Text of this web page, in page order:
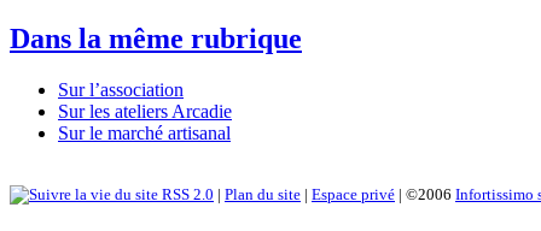
Dans la même rubrique
Sur l’association
Sur les ateliers Arcadie
Sur le marché artisanal
RSS 2.0 | Plan du site | Espace privé | ©2006 Infortissimo